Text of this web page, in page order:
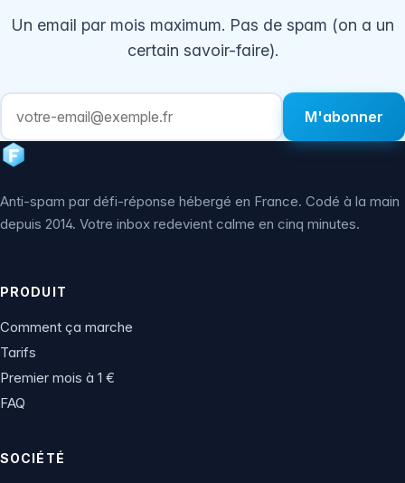
Un email par mois maximum. Pas de spam (on a un
certain savoir-faire).
M'abonner
Anti-spam par défi-réponse hébergé en France. Codé à la main
depuis 2014. Votre inbox redevient calme en cinq minutes.
PRODUIT
Comment ça marche
Tarifs
Premier mois à 1 €
FAQ
SOCIÉTÉ